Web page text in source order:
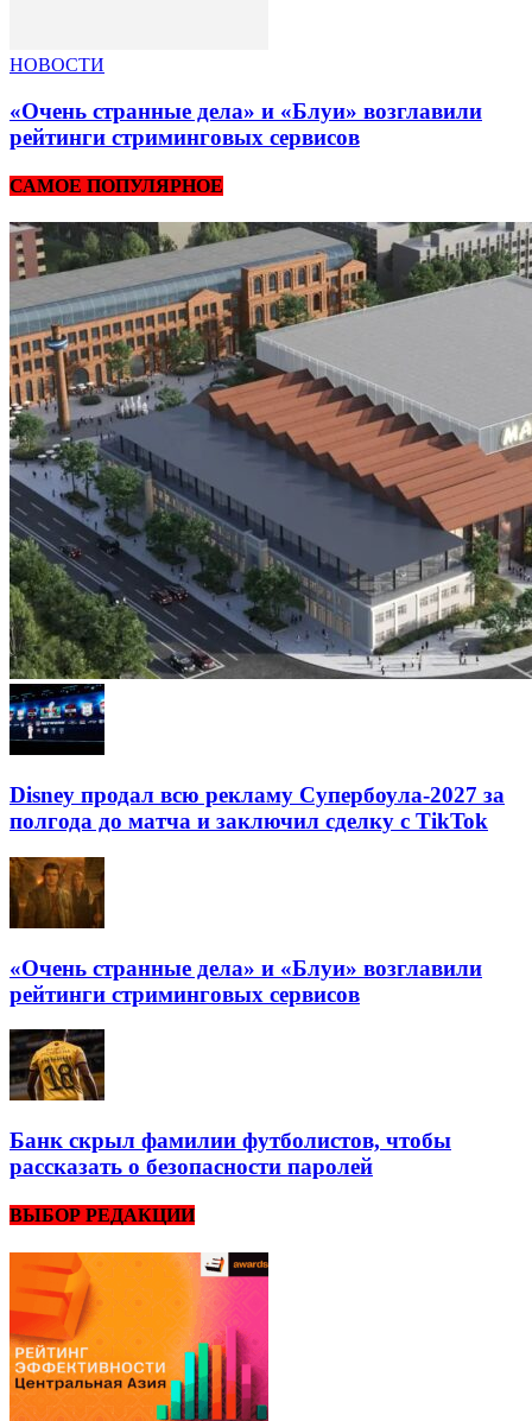
НОВОСТИ
«Очень странные дела» и «Блуи» возглавили
рейтинги стриминговых сервисов
САМОЕ ПОПУЛЯРНОЕ
Disney продал всю рекламу Супербоула-2027 за
полгода до матча и заключил сделку с TikTok
«Очень странные дела» и «Блуи» возглавили
рейтинги стриминговых сервисов
Банк скрыл фамилии футболистов, чтобы
рассказать о безопасности паролей
ВЫБОР РЕДАКЦИИ